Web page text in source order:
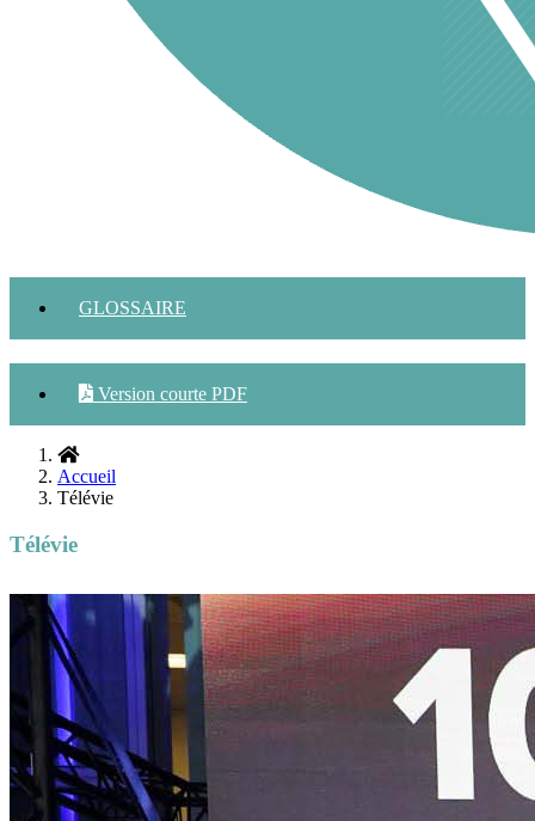
GLOSSAIRE
Version courte PDF
Accueil
Télévie
Télévie